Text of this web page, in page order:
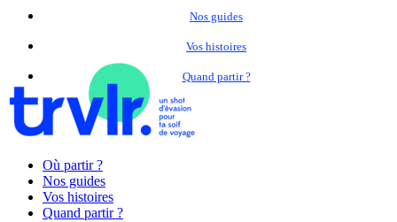
Nos guides
Vos histoires
Quand partir ?
Où partir ?
Nos guides
Vos histoires
Quand partir ?